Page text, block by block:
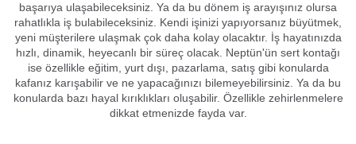
başarıya ulaşabileceksiniz. Ya da bu dönem iş arayışınız olursa
rahatlıkla iş bulabileceksiniz. Kendi işinizi yapıyorsanız büyütmek,
yeni müşterilere ulaşmak çok daha kolay olacaktır. İş hayatınızda
hızlı, dinamik, heyecanlı bir süreç olacak. Neptün'ün sert kontağı
ise özellikle eğitim, yurt dışı, pazarlama, satış gibi konularda
kafanız karışabilir ve ne yapacağınızı bilemeyebilirsiniz. Ya da bu
konularda bazı hayal kırıklıkları oluşabilir. Özellikle zehirlenmelere
dikkat etmenizde fayda var.